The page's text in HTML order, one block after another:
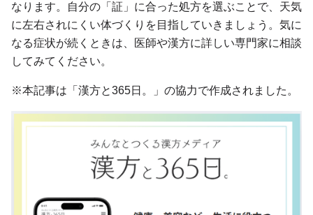
なります。自分の「証」に合った処方を選ぶことで、天気
に左右されにくい体づくりを目指していきましょう。気に
なる症状が続くときは、医師や漢方に詳しい専門家に相談
してみてください。
※本記事は「漢方と365日。」の協力で作成されました。